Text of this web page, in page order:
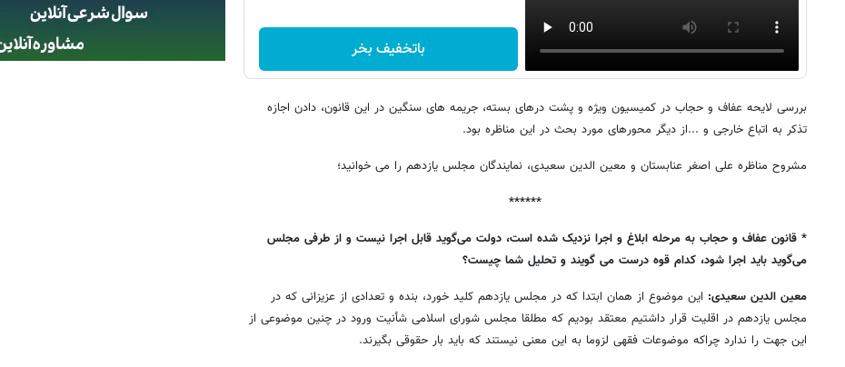
باتخفیف بخر
بررسی لایحه عفاف و حجاب در کمیسیون ویژه و پشت درهای بسته، جریمه های سنگین در این قانون، دادن اجازه
تذکر به اتباع خارجی و ...از دیگر محورهای مورد بحث در این مناظره بود.
مشروح مناظره علی اصغر عنابستان و معین الدین سعیدی، نمایندگان مجلس یازدهم را می خوانید؛
******
* قانون عفاف و حجاب به مرحله ابلاغ و اجرا نزدیک شده است، دولت می‌گوید قابل اجرا نیست و از طرفی مجلس
می‌گوید باید اجرا شود، کدام قوه درست می گویند و تحلیل شما چیست؟
معین الدین سعیدی: این موضوع از همان ابتدا که در مجلس یازدهم کلید خورد، بنده و تعدادی از عزیزانی که در
مجلس یازدهم در اقلیت قرار داشتیم معتقد بودیم که مطلقا مجلس شورای اسلامی شأنیت ورود در چنین موضوعی از
این جهت را ندارد چراکه موضوعات فقهی لزوما به این معنی نیستند که باید بار حقوقی بگیرند.